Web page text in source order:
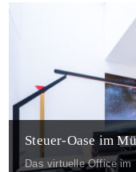
Steuer-Oase im
Das virtuelle Office